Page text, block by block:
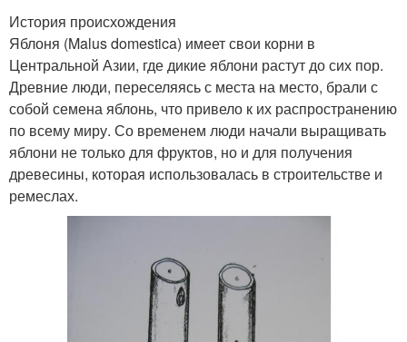
История происхождения
Яблоня (Malus domestica) имеет свои корни в
Центральной Азии, где дикие яблони растут до сих пор.
Древние люди, переселяясь с места на место, брали с
собой семена яблонь, что привело к их распространению
по всему миру. Со временем люди начали выращивать
яблони не только для фруктов, но и для получения
древесины, которая использовалась в строительстве и
ремеслах.